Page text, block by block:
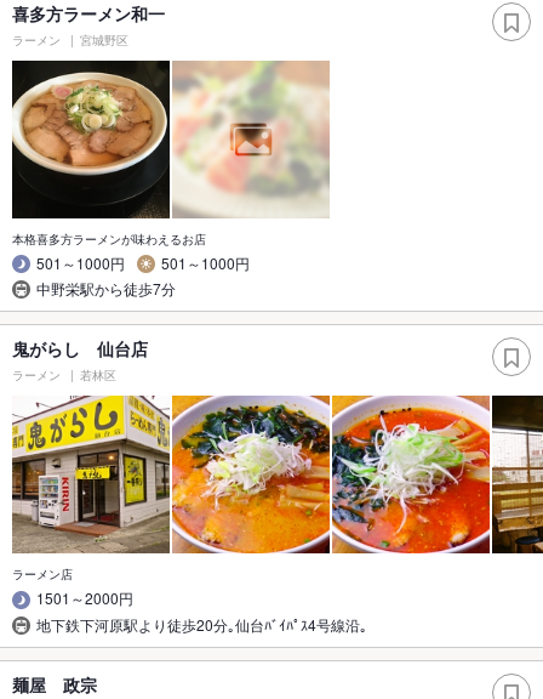
喜多方ラーメン和一
ラーメン 宮城野区
本格喜多方ラーメンが味わえるお店
501～1000円
501～1000円
中野栄駅から徒歩7分
鬼がらし 仙台店
ラーメン 若林区
ラーメン店
1501～2000円
地下鉄下河原駅より徒歩20分｡仙台ﾊﾞｲﾊﾟｽ4号線沿｡
麺屋 政宗